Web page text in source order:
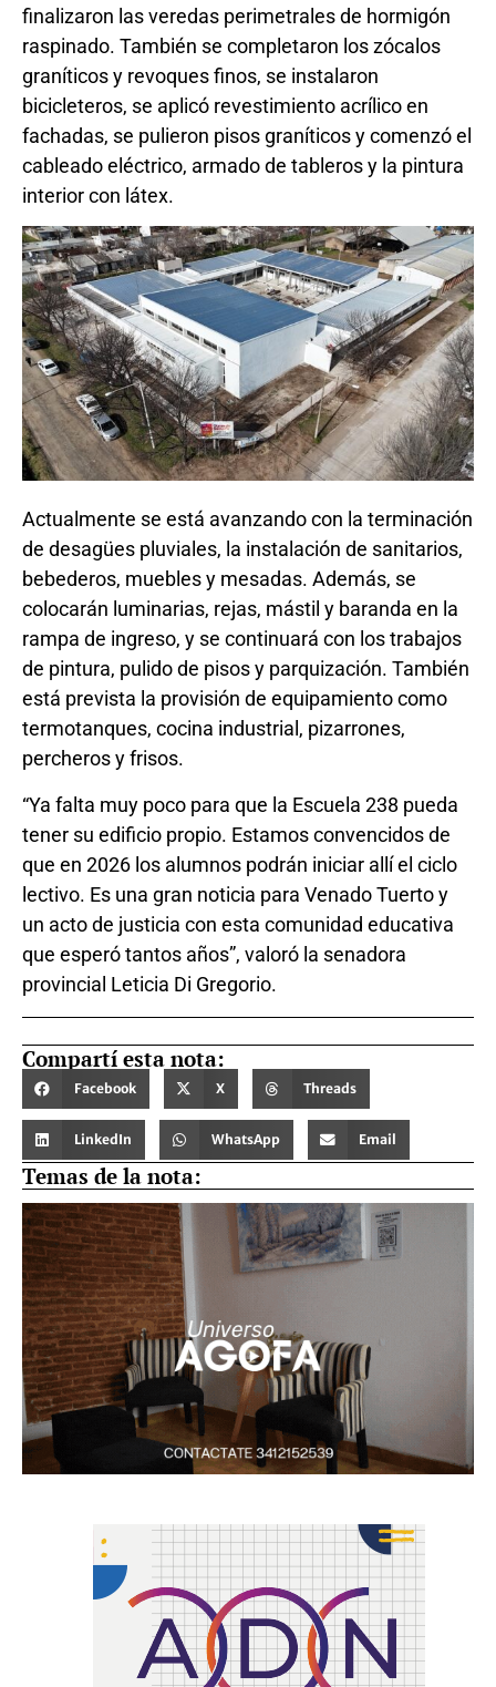
finalizaron las veredas perimetrales de hormigón
raspinado. También se completaron los zócalos
graníticos y revoques finos, se instalaron
bicicleteros, se aplicó revestimiento acrílico en
fachadas, se pulieron pisos graníticos y comenzó el
cableado eléctrico, armado de tableros y la pintura
interior con látex.
Actualmente se está avanzando con la terminación
de desagües pluviales, la instalación de sanitarios,
bebederos, muebles y mesadas. Además, se
colocarán luminarias, rejas, mástil y baranda en la
rampa de ingreso, y se continuará con los trabajos
de pintura, pulido de pisos y parquización. También
está prevista la provisión de equipamiento como
termotanques, cocina industrial, pizarrones,
percheros y frisos.
“Ya falta muy poco para que la Escuela 238 pueda
tener su edificio propio. Estamos convencidos de
que en 2026 los alumnos podrán iniciar allí el ciclo
lectivo. Es una gran noticia para Venado Tuerto y
un acto de justicia con esta comunidad educativa
que esperó tantos años”, valoró la senadora
provincial Leticia Di Gregorio.
Compartí esta nota:
Facebook X Threads
LinkedIn WhatsApp Email
Temas de la nota: